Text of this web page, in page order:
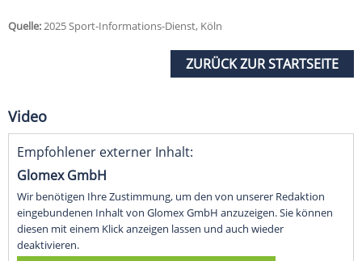
Quelle:2025 Sport-Informations-Dienst, Köln
ZURÜCK ZUR STARTSEITE
Video
Empfohlener externer Inhalt:
Glomex GmbH
Wir benötigen Ihre Zustimmung, um den von unserer Redaktion
eingebundenen Inhalt von Glomex GmbH anzuzeigen. Sie können
diesen mit einem Klick anzeigen lassen und auch wieder
deaktivieren.